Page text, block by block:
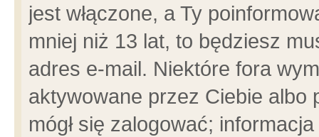
jest włączone, a Ty
mniej niż 13 lat, to będziesz
adres e-mail. Niektóre fora
aktywowane przez Ciebie albo
mógł się zalogować;